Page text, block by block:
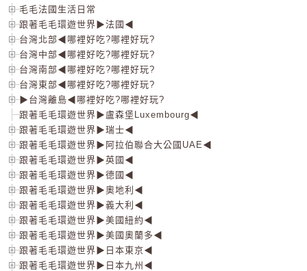
毛毛法國生活日常
跟著毛毛環遊世界▶法國◀
台灣北部◀哪裡好吃?哪裡好玩?
台灣中部◀哪裡好吃?哪裡好玩?
台灣南部◀哪裡好吃?哪裡好玩?
台灣東部◀哪裡好吃?哪裡好玩?
▶台灣離島◀哪裡好吃?哪裡好玩?
跟著毛毛環遊世界▶盧森堡Luxembourg◀
跟著毛毛環遊世界▶瑞士◀
跟著毛毛環遊世界▶阿拉伯聯合大公國UAE◀
跟著毛毛環遊世界▶英國◀
跟著毛毛環遊世界▶德國◀
跟著毛毛環遊世界▶奧地利◀
跟著毛毛環遊世界▶義大利◀
跟著毛毛環遊世界▶美國紐約◀
跟著毛毛環遊世界▶美國奧蘭多◀
跟著毛毛環遊世界▶日本東京◀
跟著毛毛環遊世界▶日本九州◀